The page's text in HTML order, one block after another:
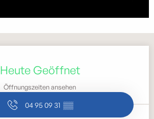
Heute Geöffnet
Öffnungszeiten ansehen
04 95 09 31 ▒▒